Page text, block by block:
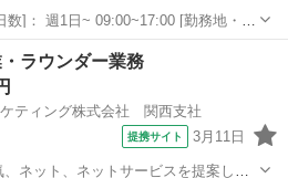
水2丁目12番31号 ゲンキー八日市清水
ラウンダー業務
ティング株式会社 関西支社
提携サイト 3月11日
ネット、ネットサービスを提案しま